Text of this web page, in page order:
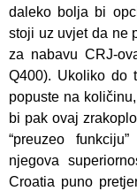
daleko bolja bi
stoji uz uvjet da ne
za nabavu CRJ-
Q400). Ukoliko do
popuste na
bi pak ovaj
“preuzeo
njegova
Croatia puno